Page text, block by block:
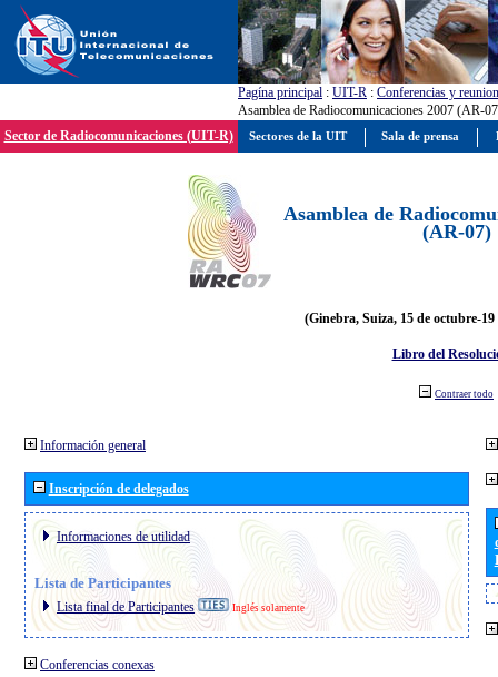
Pagína principal : UIT-R : Conferencias y
Asamblea de Radiocomunicaciones 2007 (AR-
Sector de Radiocomunicaciones (UIT-R)
Asamblea de
(AR-07)
(Ginebra, Suiza, 15 de octubre-19
Libro del
Contraer todo
Información general
Inscripción de delegados
Informaciones de utilidad
Lista de Participantes
Lista final de Participantes Inglés solamente
Conferencias conexas
Sectores de la UIT Sala de prensa